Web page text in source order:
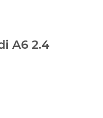
A6 2.4